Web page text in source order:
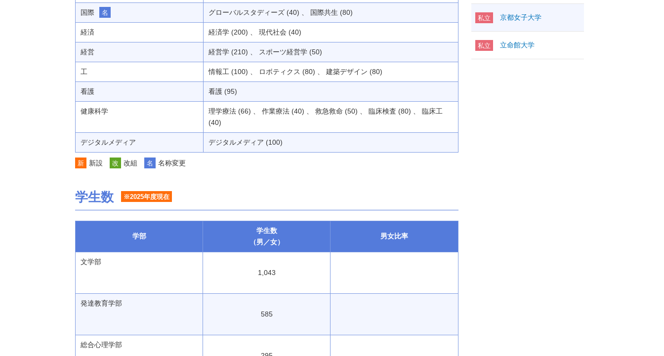
国際 名 グローバルスタディーズ (40) 、 国際共生 (80)
経済 経済学 (200) 、 現代社会 (40)
経営 経営学 (210) 、 スポーツ経営学 (50)
工 情報工 (100) 、 ロボティクス (80) 、 建築デザイン (80)
看護 看護 (95)
健康科学
理学療法 (66) 、 作業療法 (40) 、 救急救命 (50) 、 臨床検査 (80) 、 臨床工
(40)
デジタルメディア デジタルメディア (100)
新 新設 改 改組 名 名称変更
学生数 ※2025年度現在
学部
学生数
（男／女）
男女比率
文学部
1,043
発達教育学部
585
総合心理学部
私立 京都女子大学
私立 立命館大学